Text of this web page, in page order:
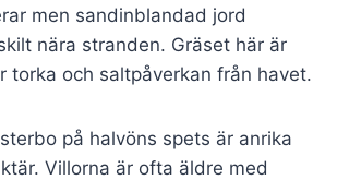
men sandinblandad jord
nära stranden. Gräset här är
torka och saltpåverkan från havet.
på halvöns spets är anrika
Villorna är ofta äldre med